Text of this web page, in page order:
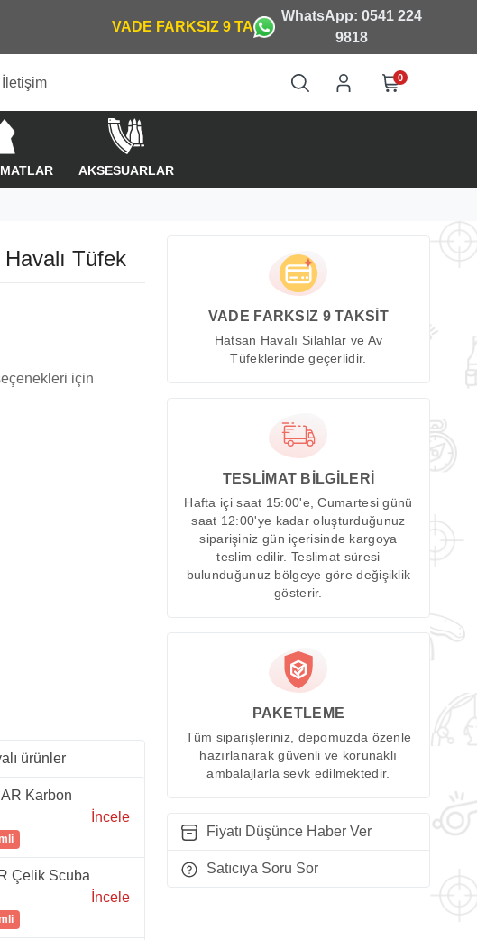
WhatsApp: 0541 224
9818
İletişim 0
AKSESUARLAR
Tüfek
için
ürünler
Karbon
İncele
Çelik Scuba
İncele
VADE FARKSIZ 9 TAKSİT
Hatsan Havalı Silahlar ve Av
Tüfeklerinde geçerlidir.
TESLİMAT BİLGİLERİ
Hafta içi saat 15:00'e, Cumartesi günü
saat 12:00'ye kadar oluşturduğunuz
siparişiniz gün içerisinde kargoya
teslim edilir. Teslimat süresi
bulunduğunuz bölgeye göre değişiklik
gösterir.
PAKETLEME
Tüm siparişleriniz, depomuzda özenle
hazırlanarak güvenli ve korunaklı
ambalajlarla sevk edilmektedir.
Fiyatı Düşünce Haber Ver
Satıcıya Soru Sor